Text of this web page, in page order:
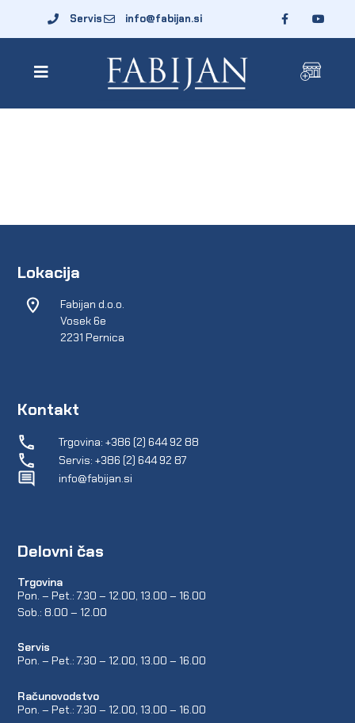
Servis info@fabijan.si
Lokacija
Fabijan d.o.o.
Vosek 6e
2231 Pernica
Kontakt
Trgovina: +386 (2) 644 92 88
Servis: +386 (2) 644 92 87
info@fabijan.si
Delovni čas
Trgovina
Pon. – Pet.: 7.30 – 12.00, 13.00 – 16.00
Sob.: 8.00 – 12.00
Servis
Pon. – Pet.: 7.30 – 12.00, 13.00 – 16.00
Računovodstvo
Pon. – Pet.: 7.30 – 12.00, 13.00 – 16.00